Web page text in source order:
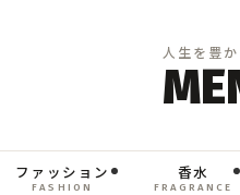
ファッション
FASHION
香水
FRAGRANCE